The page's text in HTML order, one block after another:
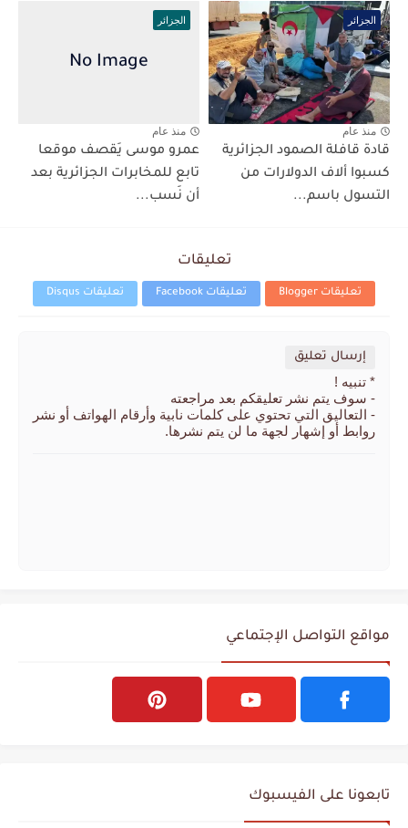
الجزائر
منذ عام
قادة قافلة الصمود الجزائرية
كسبوا ألاف الدولارات من
التسول باسم...
الجزائر
منذ عام
عمرو موسى يَقصف موقعا
تابع للمخابرات الجزائرية بعد
أن نَسب...
تعليقات
تعليقات Blogger تعليقات Facebook تعليقات Disqus
إرسال تعليق
* تنبيه !
- سوف يتم نشر تعليقكم بعد مراجعته
- التعاليق التي تحتوي على كلمات نابية وأرقام الهواتف أو نشر
روابط أو إشهار لجهة ما لن يتم نشرها.
مواقع التواصل الإجتماعي
تابعونا على الفيسبوك